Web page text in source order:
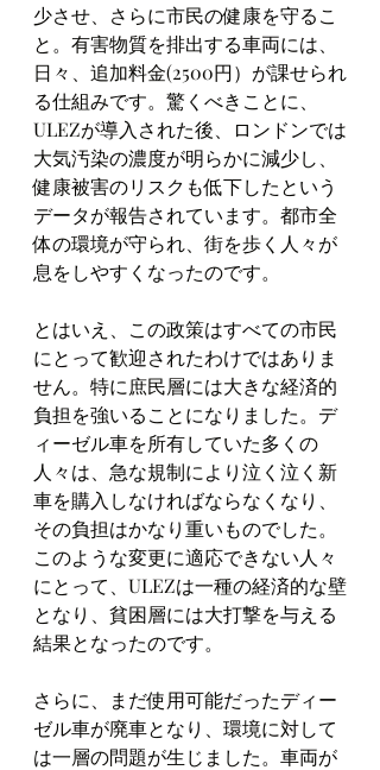
少させ、さらに市民の健康を守るこ
と。有害物質を排出する車両には、
日々、追加料金(2500円）が課せられ
る仕組みです。驚くべきことに、
ULEZが導入された後、ロンドンでは
大気汚染の濃度が明らかに減少し、
健康被害のリスクも低下したという
データが報告されています。都市全
体の環境が守られ、街を歩く人々が
息をしやすくなったのです。
とはいえ、この政策はすべての市民
にとって歓迎されたわけではありま
せん。特に庶民層には大きな経済的
負担を強いることになりました。デ
ィーゼル車を所有していた多くの
人々は、急な規制により泣く泣く新
車を購入しなければならなくなり、
その負担はかなり重いものでした。
このような変更に適応できない人々
にとって、ULEZは一種の経済的な壁
となり、貧困層には大打撃を与える
結果となったのです。
さらに、まだ使用可能だったディー
ゼル車が廃車となり、環境に対して
は一層の問題が生じました。車両が